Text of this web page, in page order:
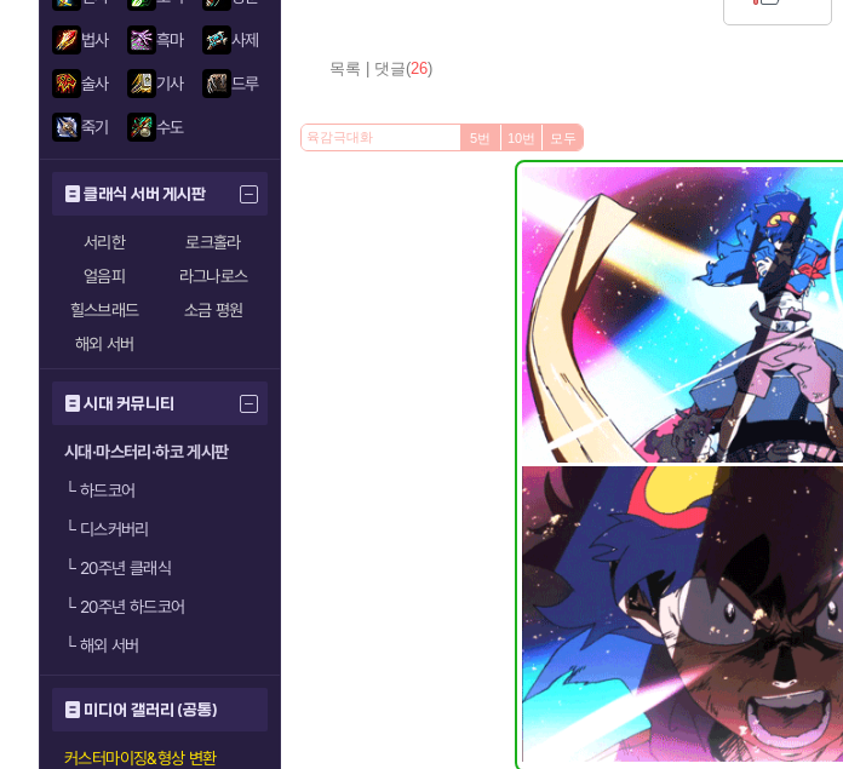
법사 흑마 사제
술사 기사 드루
죽기 수도
클래식 서버 게시판
서리한
로크홀라
얼음피
라그나로스
힐스브래드
소금 평원
해외 서버
시대 커뮤니티
시대·마스터리·하코 게시판
└하드코어
└디스커버리
└20주년 클래식
└20주년 하드코어
└해외 서버
미디어 갤러리 (공통)
커스터마이징&형상 변환
목록 댓글(26)
5번 10번 모두